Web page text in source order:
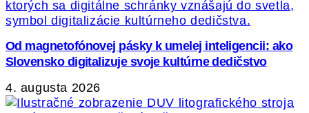
Od magnetofónovej pásky k umelej inteligencii: ako
Slovensko digitalizuje svoje kultúrne dedičstvo
4. augusta 2026